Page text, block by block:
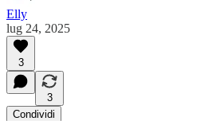
Elly
lug 24, 2025
3
3
Condividi